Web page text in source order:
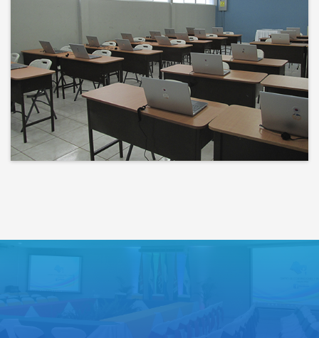
Bienvenidos a un espacio donde
las ideas cobran voz y el
conocimiento se comparte
todos tus mañanas